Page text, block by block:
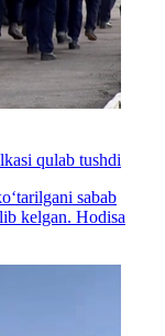
qulab tushdi
sabab
kelgan. Hodisa